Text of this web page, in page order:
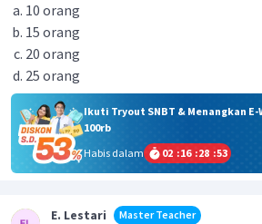
10 orang
15 orang
20 orang
25 orang
Ikuti Tryout SNBT & Menangkan
100rb
Habis dalam
02 :16 :28 :53
E. Lestari
Master Teacher